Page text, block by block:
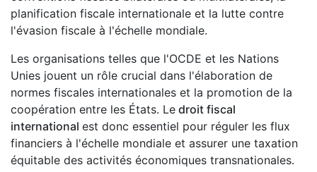
planification fiscale internationale et la lutte contre
l'évasion fiscale à l'échelle mondiale.
Les organisations telles que l'OCDE et les Nations
Unies jouent un rôle crucial dans l'élaboration de
normes fiscales internationales et la promotion de la
coopération entre les États. Le droit fiscal
international est donc essentiel pour réguler les flux
financiers à l'échelle mondiale et assurer une taxation
équitable des activités économiques transnationales.